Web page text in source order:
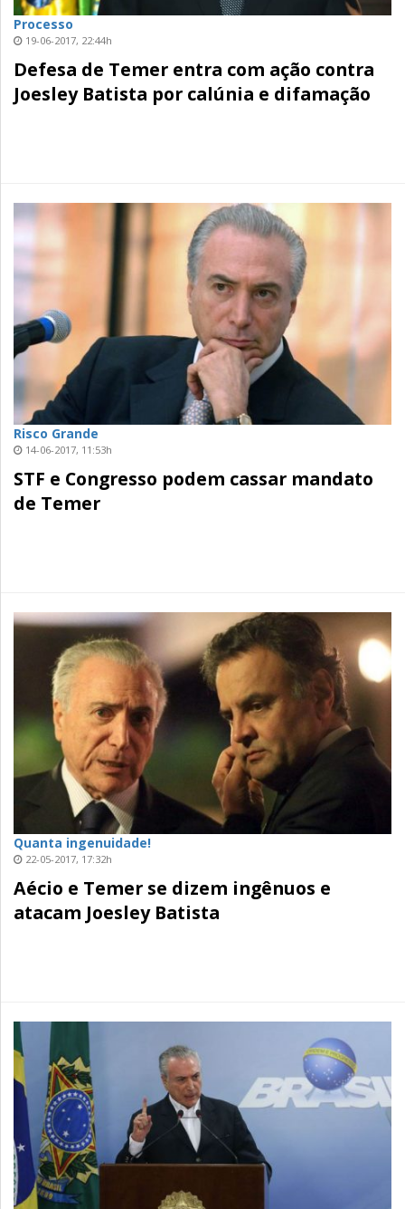
Processo
19-06-2017, 22:44h
Defesa de Temer entra com ação contra
Joesley Batista por calúnia e difamação
Risco Grande
14-06-2017, 11:53h
STF e Congresso podem cassar mandato
de Temer
Quanta ingenuidade!
22-05-2017, 17:32h
Aécio e Temer se dizem ingênuos e
atacam Joesley Batista